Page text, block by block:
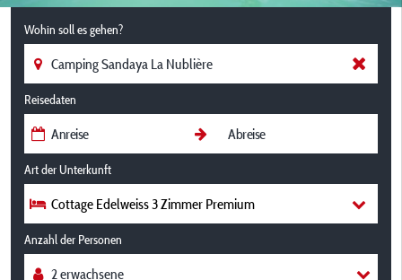
Wohin soll es gehen?
Reisedaten
Art der Unterkunft
Cottage Edelweiss 3 Zimmer Premium
Anzahl der Personen